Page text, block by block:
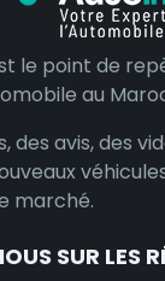
le point de
au
des avis, des
marché.
SUR LES